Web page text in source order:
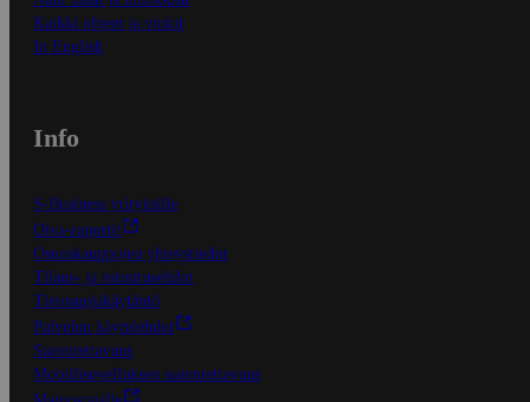
Kaikki ohjeet ja vinkit
In English
Info
S-Business yrityksille
Oiva-raportit
Osuuskauppojen yhteystiedot
Tilaus- ja toimitusehdot
Tietosuojakäytäntö
Palvelun käyttöehdot
Saavutettavuus
Mobiilisovelluksen saavutettavuus